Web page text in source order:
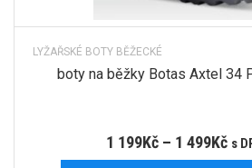
LYŽAŘSKÉ BOTY BĚŽECKÉ
boty na běžky Botas Axtel 34
1 199Kč– 1 499Kč s